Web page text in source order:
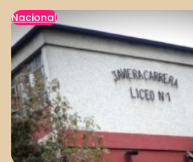
Nacional